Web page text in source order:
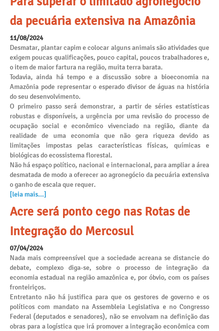
da pecuária extensiva na Amazônia
11/08/2024
Desmatar, plantar capim e colocar alguns animais são atividades que
exigem poucas qualificações, pouco capital, poucos trabalhadores e,
o item de maior fartura na região, muita terra barata.
Todavia, ainda há tempo e a discussão sobre a bioeconomia na
Amazônia pode representar o esperado divisor de águas na história
do seu desenvolvimento.
O primeiro passo será demonstrar, a partir de séries estatísticas
robustas e disponíveis, a urgência por uma revisão do processo de
ocupação social e econômico vivenciado na região, diante da
realidade de uma economia que não gera riqueza devido as
limitações impostas pelas características físicas, químicas e
biológicas do ecossistema florestal.
Não há espaço político, nacional e internacional, para ampliar a área
desmatada de modo a oferecer ao agronegócio da pecuária extensiva
o ganho de escala que requer.
[leia mais...]
Acre será ponto cego nas Rotas de
Integração do Mercosul
07/04/2024
Nada mais compreensível que a sociedade acreana se distancie do
debate, complexo diga-se, sobre o processo de integração da
economia estadual na região amazônica e, por óbvio, com os países
fronteiriços.
Entretanto não há justifica para que os gestores de governo e os
políticos com mandato na Assembleia Legislativa e no Congresso
Federal (deputados e senadores), não se envolvam na definição das
obras para a logística que irá promover a integração econômica com